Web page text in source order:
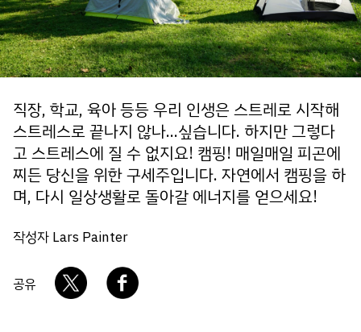
회사소개 개인정보 보호정책
직장, 학교, 육아 등등 우리 인생은 스트레로 시작해
스트레스로 끝나지 않나...싶습니다. 하지만 그렇다
고 스트레스에 질 수 없지요! 캠핑! 매일매일 피곤에
찌든 당신을 위한 구세주입니다. 자연에서 캠핑을 하
며, 다시 일상생활로 돌아갈 에너지를 얻으세요!
작성자 Lars Painter
공유